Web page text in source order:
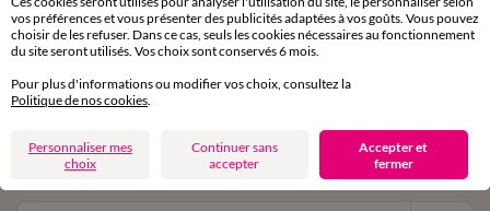
de 8h00 à 20h00 du lundi au samedi
11€ Offerts
en vous inscrivant à la newsletter
dès 20€ d’achat
conditions dans votre email de confirmation
vos préférences et vous présenter des publicités adaptées à vos goûts. Vous pouvez
choisir de les refuser. Dans ce cas, seuls les cookies nécessaires au fonctionnement
du site seront utilisés. Vos choix sont conservés 6 mois.
Pour plus d'informations ou modifier vos choix, consultez la
Politique de nos cookies.
Personnaliser mes
choix
Continuer sans
accepter
Accepter et
fermer